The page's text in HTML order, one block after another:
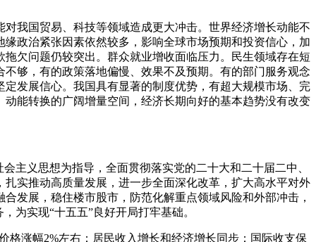
我国贸易、科技等领域造成更大冲击。世界经济增长动能不
政治紧张因素依然较多，影响全球市场预期和投资信心，加
欠问题仍较突出。群众就业增收面临压力。民生领域存在短
够，有的政策落地偏慢、效果不及预期。有的部门服务观念
发展信心。我国具有显著的制度优势，有超大规模市场、完
能转换的广阔增量空间，经济长期向好的基本趋势没有改变
主义思想为指导，全面贯彻落实党的二十大和二十届二中、
实推动高质量发展，进一步全面深化改革，扩大高水平对外
发展，稳住楼市股市，防范化解重点领域风险和外部冲击，
为实现“十五五”良好开局打牢基础。
格涨幅2%左右；居民收入增长和经济增长同步；国际收支保